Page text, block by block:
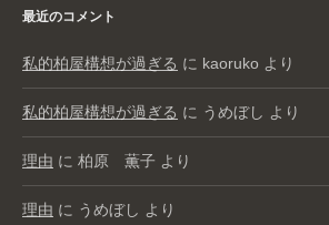
最近のコメント
私的柏屋構想が過ぎる に kaoruko より
私的柏屋構想が過ぎる に うめぼし より
理由 に 柏原 薫子 より
理由 に うめぼし より